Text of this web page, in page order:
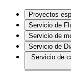
Proyectos
Servicio de
Servicio de
Servicio de
Servicio de